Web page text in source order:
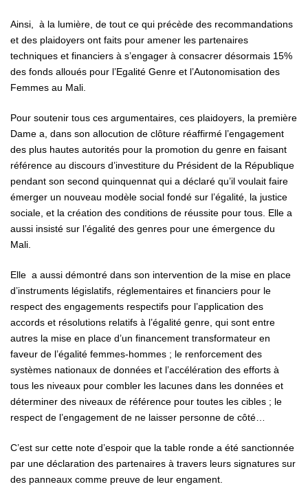
Ainsi, à la lumière, de tout ce qui précède des recommandations
et des plaidoyers ont faits pour amener les partenaires
techniques et financiers à s’engager à consacrer désormais 15%
des fonds alloués pour l’Egalité Genre et l’Autonomisation des
Femmes au Mali.
Pour soutenir tous ces argumentaires, ces plaidoyers, la première
Dame a, dans son allocution de clôture réaffirmé l’engagement
des plus hautes autorités pour la promotion du genre en faisant
référence au discours d’investiture du Président de la République
pendant son second quinquennat qui a déclaré qu’il voulait faire
émerger un nouveau modèle social fondé sur l’égalité, la justice
sociale, et la création des conditions de réussite pour tous. Elle a
aussi insisté sur l’égalité des genres pour une émergence du
Mali.
Elle a aussi démontré dans son intervention de la mise en place
d’instruments législatifs, réglementaires et financiers pour le
respect des engagements respectifs pour l’application des
accords et résolutions relatifs à l’égalité genre, qui sont entre
autres la mise en place d’un financement transformateur en
faveur de l’égalité femmes-hommes ; le renforcement des
systèmes nationaux de données et l’accélération des efforts à
tous les niveaux pour combler les lacunes dans les données et
déterminer des niveaux de référence pour toutes les cibles ; le
respect de l’engagement de ne laisser personne de côté…
C’est sur cette note d’espoir que la table ronde a été sanctionnée
par une déclaration des partenaires à travers leurs signatures sur
des panneaux comme preuve de leur engament.